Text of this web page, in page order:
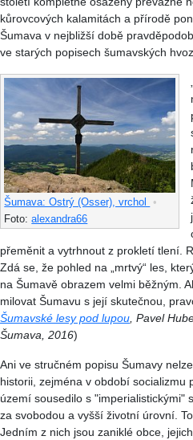
kůrovcových kalamitách a přírodě
Šumava v nejbližší době
ve starých popisech šumavských
Šumava: Ostrý (Osser), vrchol
•
Foto:alexandra66
přeměnit a vytrhnout z prokletí tlení.
Zdá se, že pohled na „mrtvý“ les,
na Šumavě obrazem velmi běžným.
milovat Šumavu s její skutečnou,
Šumavské lesy pod lupou , Pavel
Šumava, 2016)
Ani ve stručném popisu Šumavy
historii, zejména v období socializmu
území sousedilo s "imperialistickými"
za svobodou a vyšší životní úrovní.
Jedním z nich jsou zaniklé obce,